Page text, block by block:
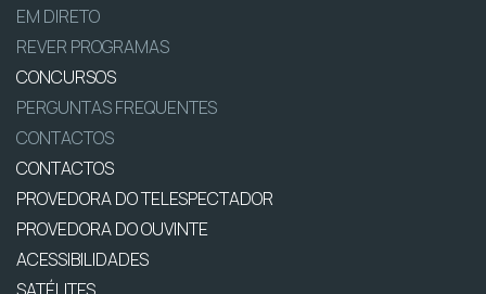
EM DIRETO
REVER PROGRAMAS
CONCURSOS
PERGUNTAS FREQUENTES
CONTACTOS
CONTACTOS
PROVEDORA DO TELESPECTADOR
PROVEDORA DO OUVINTE
ACESSIBILIDADES